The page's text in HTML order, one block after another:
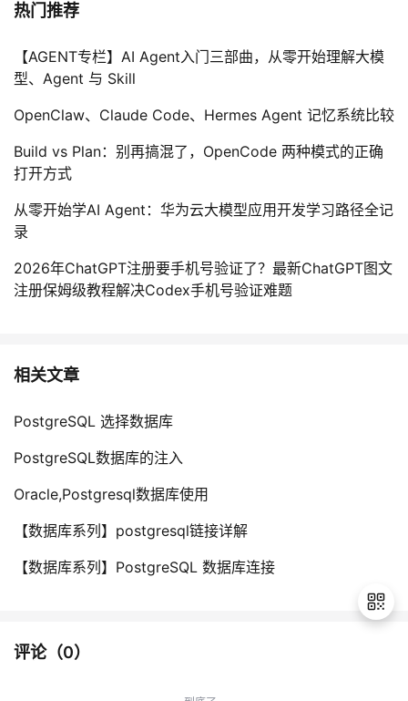
热门推荐
【AGENT专栏】AI Agent入门三部曲，从零开始理解大模
型、Agent 与 Skill
OpenClaw、Claude Code、Hermes Agent 记忆系统比较
Build vs Plan：别再搞混了，OpenCode 两种模式的正确
打开方式
从零开始学AI Agent：华为云大模型应用开发学习路径全记
录
2026年ChatGPT注册要手机号验证了？最新ChatGPT图文
注册保姆级教程解决Codex手机号验证难题
相关文章
PostgreSQL 选择数据库
PostgreSQL数据库的注入
Oracle,Postgresql数据库使用
【数据库系列】postgresql链接详解
【数据库系列】PostgreSQL 数据库连接
评论（0）